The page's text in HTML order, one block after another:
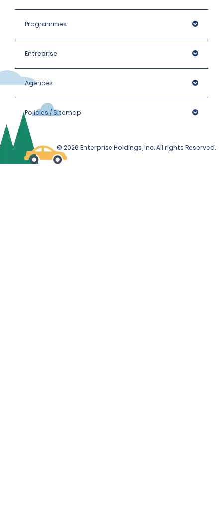
Programmes
Entreprise
Agences
Policies / Sitemap
© 2026 Enterprise Holdings, Inc. All rights Reserved.